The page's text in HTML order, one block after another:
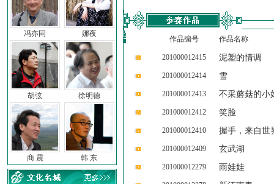
冯亦同 娜夜
胡弦 徐明德
商 震 韩 东
作品编号 作品名称
201000012415 泥塑的情调
201000012414 雪
201000012413 不采蘑菇的小
201000012412 笑脸
201000012410 握手，来自世
201000012409 玄武湖
201000012279 雨娃娃